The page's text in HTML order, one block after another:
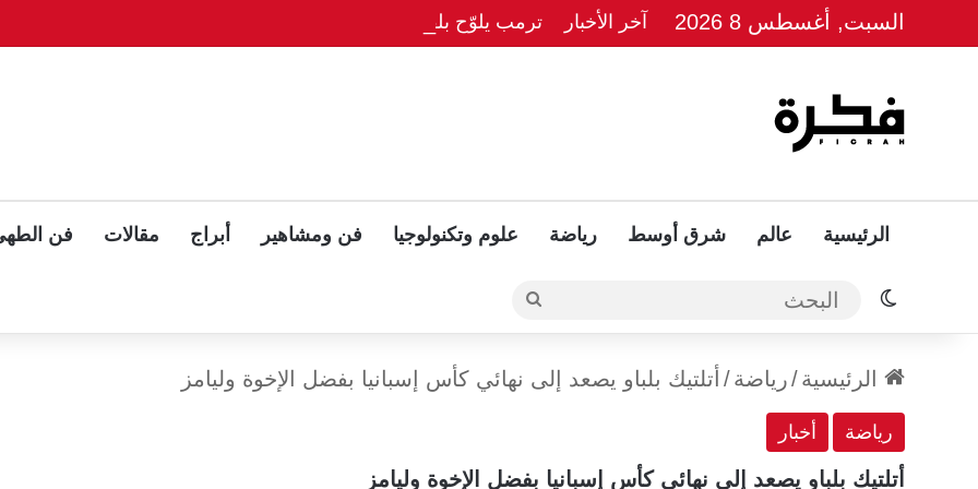
السبت, أغسطس 8 2026 آخر الأخبار ترمب يلوّح بلقاء ثلاثي مع بوتين وزيلينسكي بعد قمة ألاسكا
الرئيسية عالم شرق أوسط رياضة علوم وتكنولوجيا فن ومشاهير أبراج مقالات فن
الوضع المظلم البحث
الرئيسية/رياضة/ أتلتيك بلباو يصعد إلى نهائي كأس إسبانيا بفضل الإخوة وليامز
رياضة أخبار
أتلتيك بلباو يصعد إلى نهائي كأس إسبانيا بفضل الإخوة وليامز